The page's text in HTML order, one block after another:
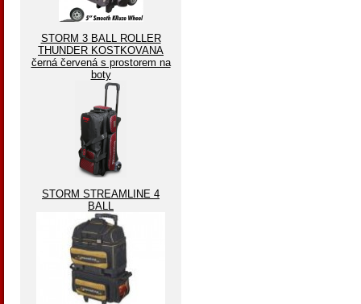
STORM 3 BALL ROLLER
THUNDER KOSTKOVANA
černá červená s prostorem na
boty
STORM STREAMLINE 4
BALL